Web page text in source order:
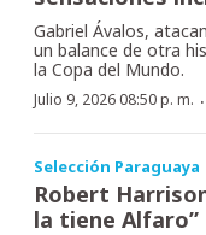
Gabriel Ávalos,
un balance de otra
la Copa del Mundo.
Julio 9, 2026 08:50 p. m. ·
Selección Paraguaya
Robert
la tiene Alfaro”